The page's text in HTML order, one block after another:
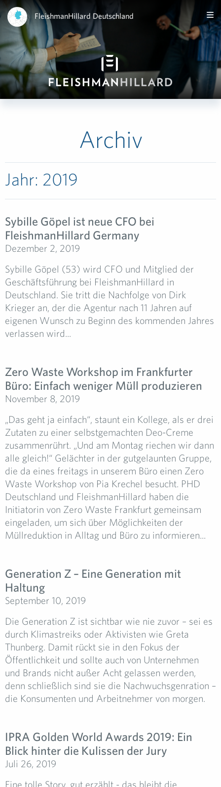
FleishmanHillard Deutschland
Archiv
Jahr: 2019
Sybille Göpel ist neue CFO bei
FleishmanHillard Germany
Dezember 2, 2019
Sybille Göpel (53) wird CFO und Mitglied der
Geschäftsführung bei FleishmanHillard in
Deutschland. Sie tritt die Nachfolge von Dirk
Krieger an, der die Agentur nach 11 Jahren auf
eigenen Wunsch zu Beginn des kommenden Jahres
verlassen wird...
Zero Waste Workshop im Frankfurter
Büro: Einfach weniger Müll produzieren
November 8, 2019
„Das geht ja einfach“, staunt ein Kollege, als er drei
Zutaten zu einer selbstgemachten Deo-Creme
zusammenrührt. „Und am Montag riechen wir dann
alle gleich!“ Gelächter in der gutgelaunten Gruppe,
die da eines freitags in unserem Büro einen Zero
Waste Workshop von Pia Krechel besucht. PHD
Deutschland und FleishmanHillard haben die
Initiatorin von Zero Waste Frankfurt gemeinsam
eingeladen, um sich über Möglichkeiten der
Müllreduktion in Alltag und Büro zu informieren...
Generation Z – Eine Generation mit
Haltung
September 10, 2019
Die Generation Z ist sichtbar wie nie zuvor – sei es
durch Klimastreiks oder Aktivisten wie Greta
Thunberg. Damit rückt sie in den Fokus der
Öffentlichkeit und sollte auch von Unternehmen
und Brands nicht außer Acht gelassen werden,
denn schließlich sind sie die Nachwuchsgenration –
die Konsumenten und Arbeitnehmer von morgen.
IPRA Golden World Awards 2019: Ein
Blick hinter die Kulissen der Jury
Juli 26, 2019
Eine tolle Story, gut erzählt - das bleibt die